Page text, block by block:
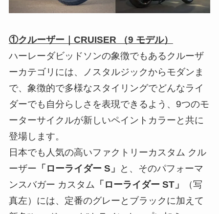
①クルーザー｜CRUISER （9 モデル）
ハーレーダビッドソンの象徴でもあるクルーザ
ーカテゴリには、ノスタルジックからモダンま
で、象徴的で多様なスタイリングでどんなライ
ダーでも自分らしさを表現できるよう、9つのモ
ーターサイクルが新しいペイントカラーと共に
登場します。
日本でも人気の高いファクトリーカスタム クル
ーザー 「ローライダー S」
と、そのパフォーマ
ンスバガー カスタム 「ローライダー ST」
（写
真左）には、定番のグレーとブラックに加えて